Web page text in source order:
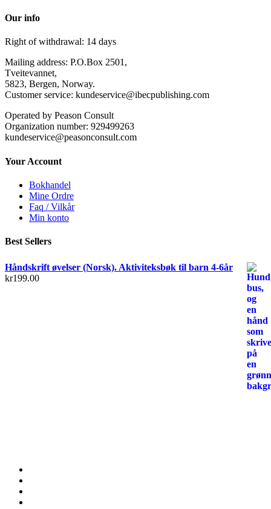
Our info
Right of withdrawal: 14 days
Mailing address: P.O.Box 2501,
Tveitevannet,
5823, Bergen, Norway.
Customer service: kundeservice@ibecpublishing.com
Operated by Peason Consult
Organization number: 929499263
kundeservice@peasonconsult.com
Your Account
Bokhandel
Mine Ordre
Faq / Vilkår
Min konto
Best Sellers
Håndskrift øvelser (Norsk). Aktiviteksbøk til barn 4-6år
kr199.00